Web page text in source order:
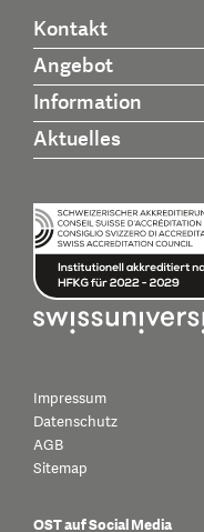
Kontakt
Angebot
Information
Aktuelles
Impressum
Datenschutz
AGB
Sitemap
OST auf Social Media